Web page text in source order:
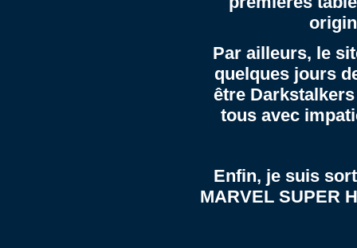
Par ailleurs, le
quelques jours
être
tous avec
Enfin, je suis
MARVEL SUPER